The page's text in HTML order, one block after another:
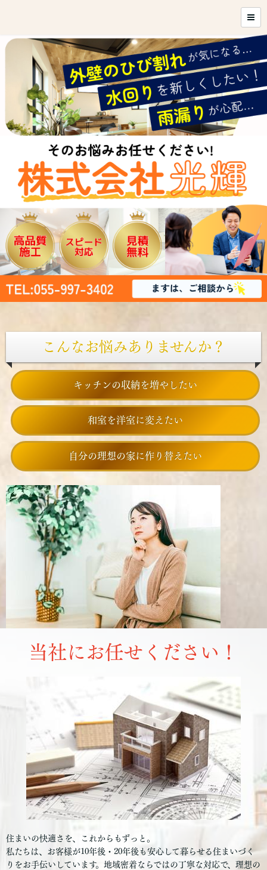
こんなお悩みありませんか？
キッチンの収納を増やしたい
和室を洋室に変えたい
自分の理想の家に作り替えたい
当社にお任せください！
住まいの快適さを、これからもずっと。
私たちは、お客様が10年後・20年後も安心して暮らせる住まいづく
りをお手伝いしています。地域密着ならではの丁寧な対応で、理想の